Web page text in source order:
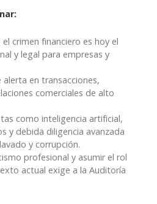
crimen financiero es hoy el
y legal para empresas y
alerta en transacciones,
comerciales de alto
como inteligencia artificial,
y debida diligencia avanzada
y corrupción.
profesional y asumir el rol
actual exige a la Auditoría